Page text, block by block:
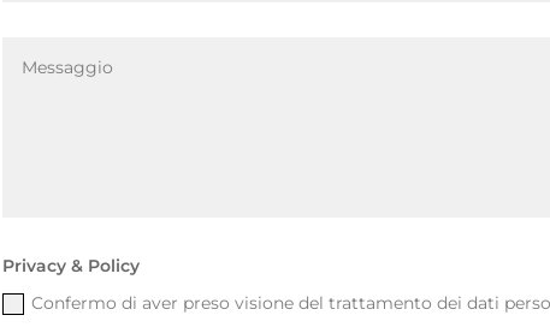
Privacy & Policy
Confermo di aver preso visione del trattamento dei dati